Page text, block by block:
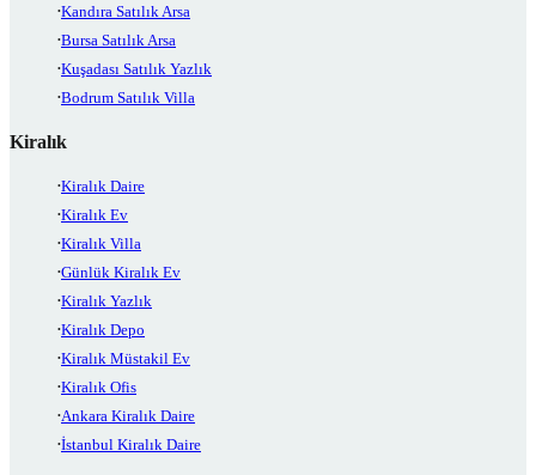
Kandıra Satılık Arsa
Bursa Satılık Arsa
Kuşadası Satılık Yazlık
Bodrum Satılık Villa
Kiralık
Kiralık Daire
Kiralık Ev
Kiralık Villa
Günlük Kiralık Ev
Kiralık Yazlık
Kiralık Depo
Kiralık Müstakil Ev
Kiralık Ofis
Ankara Kiralık Daire
İstanbul Kiralık Daire